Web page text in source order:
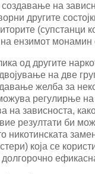
на
другите
(супстанци
ензимот монамин
од другите
на две
желба за
регулирње
на зависноста,
резултати би
никотинската
која се